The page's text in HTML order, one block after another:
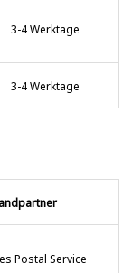
3-4 Werktage
3-4 Werktage
Postal Service